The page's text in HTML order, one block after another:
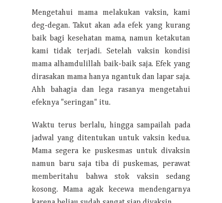
Mengetahui mama melakukan vaksin, kami
deg-degan. Takut akan ada efek yang kurang
baik bagi kesehatan mama, namun ketakutan
kami tidak terjadi. Setelah vaksin kondisi
mama alhamdulillah baik-baik saja. Efek yang
dirasakan mama hanya ngantuk dan lapar saja.
Ahh bahagia dan lega rasanya mengetahui
efeknya "seringan" itu.
Waktu terus berlalu, hingga sampailah pada
jadwal yang ditentukan untuk vaksin kedua.
Mama segera ke puskesmas untuk divaksin
namun baru saja tiba di puskemas, perawat
memberitahu bahwa stok vaksin sedang
kosong. Mama agak kecewa mendengarnya